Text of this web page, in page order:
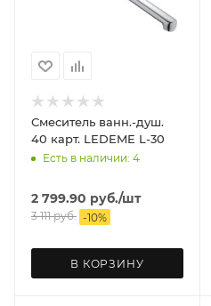
Смеситель ванн.-душ.
40 карт. LEDEME L-30
Есть в наличии: 4
2 799.90 руб./шт
3 111руб. -10%
В КОРЗИНУ